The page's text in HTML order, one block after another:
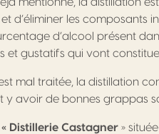
d’éliminer les composants
d’alcool présent
gustatifs qui vont
mal traitée, la distillation
y avoir de bonnes grappas
« Distillerie Castagner »